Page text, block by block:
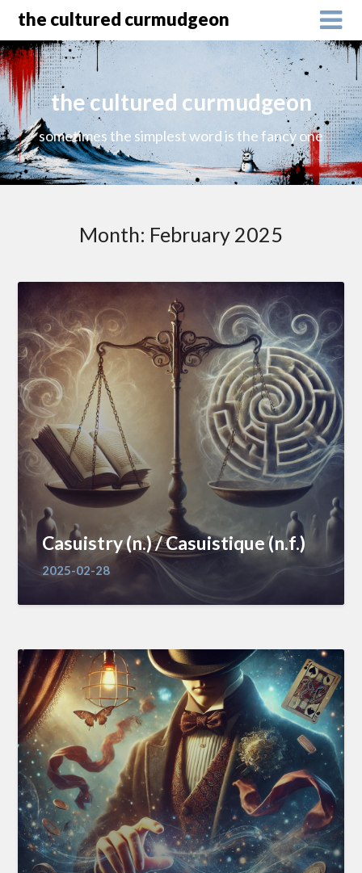
the cultured curmudgeon
the cultured curmudgeon
sometimes the simplest word is the fancy one
Month: February 2025
Casuistry (n.) / Casuistique (n.f.)
2025-02-28